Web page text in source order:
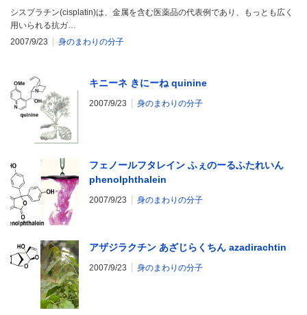
シスプラチン(cisplatin)は、金属を含む医薬品の代表例であり、もっとも広く
用いられる抗ガ…
2007/9/23
身のまわりの分子
キニーネ きにーね quinine
2007/9/23 身のまわりの分子
フェノールフタレイン ふぇのーるふたれいん
phenolphthalein
2007/9/23 身のまわりの分子
アザジラクチン あざじらくちん azadirachtin
2007/9/23 身のまわりの分子